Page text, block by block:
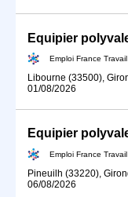
Emploi France Travail
Libourne (33500),
01/08/2026
Emploi France Travail
Pineuilh (33220),
06/08/2026